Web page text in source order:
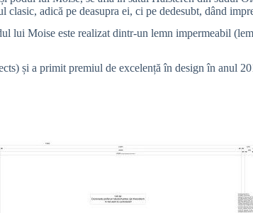
adică pe deasupra ei, ci pe dedesubt, dând
lui Moise este realizat dintr-un lemn impermeabil
și a primit premiul de excelență în design în anul